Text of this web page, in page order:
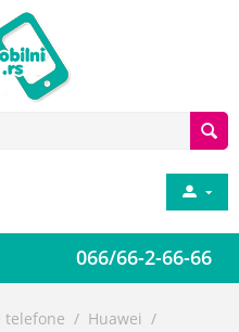
066/66-2-66-66
telefone / Huawei /